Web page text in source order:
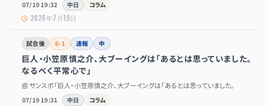
07/19 19:32 中日 コラム
2026年7月19日
試合後 6-1 速報 中
巨人・小笠原慎之介、大ブーイングは「あるとは思っていました。
なるべく平常心で」
📰 サンスポ「巨人・小笠原慎之介、大ブーイングは「あるとは思っていました。
07/19 19:31 中日 コラム